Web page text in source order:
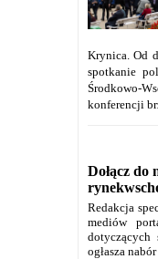
Krynica. Od
spotkanie
Środkowo-
konferencji
Dołącz do
Redakcja
mediów
dotyczących
ogłasza